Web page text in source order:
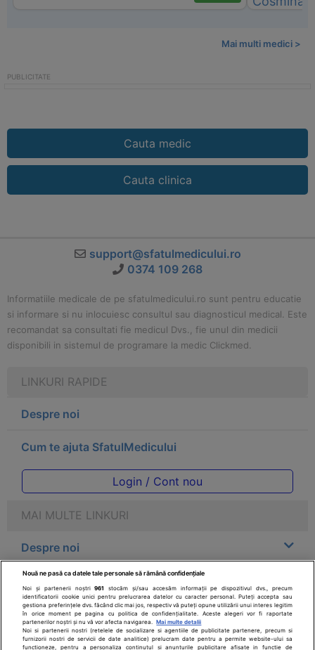
Mai multi medici >
Cauta medic
Cauta clinica
support@sfatulmedicului.ro
0374 109 268
Informatiile medicale de pe sfatulmedicului.ro sunt pentru educatie
si informare si nu inlocuiesc consultul sau diagnosticul medical. Este
recomandat sa consultati fie medicul Dvs., fie unul din medicii
disponibili in sistemul de programare la medic Clickmed.
LINKURI RAPIDE
Despre noi
Cum te ajuta SfatulMedicului
Login / Cont nou
MAI MULTE LINKURI
Despre noi
Legal
Drepturile consumatorului
Parteneri
Nouă ne pasă ca datele tale personale să rămână confidențiale
Noi și partenerii noștri961
stocăm și/sau accesăm informații pe dispozitivul dvs., precum
identificatorii cookie unici pentru prelucrarea datelor cu caracter personal. Puteți accepta sau
gestiona preferințele dvs. făcând clic mai jos, respectiv vă puteți opune utilizării unui interes legitim
în orice moment pe pagina cu politica de confidențialitate. Aceste alegeri vor fi raportate
partenerilor noștri și nu vă vor afecta navigarea.
Mai multe detalii
Noi si partenerii nostri (retelele de socializare si agentiile de publicitate partenere, precum si
furnizorii nostri de servicii de date analitice) prelucram date pentru a permite website-ului sa
functioneze, pentru a personaliza continutul si anunturile publicitare afisate in functie de